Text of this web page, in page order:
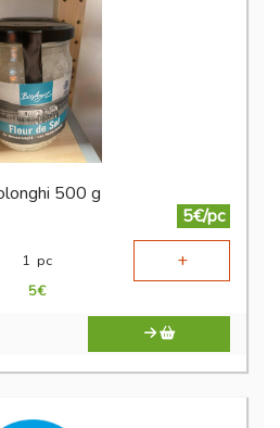
500 g
5€/pc
1 pc +
5€